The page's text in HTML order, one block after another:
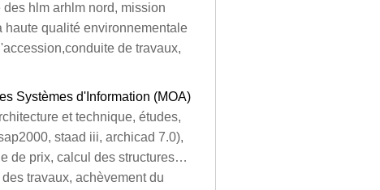
hlm arhlm nord, mission
qualité environnementale
de travaux,
Systèmes d'Information (MOA)
et technique, études,
staad iii, archicad 7.0),
de prix, calcul des structures…
travaux, achèvement du